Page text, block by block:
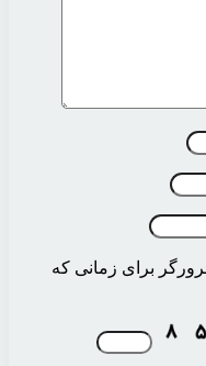
برای زمانی که